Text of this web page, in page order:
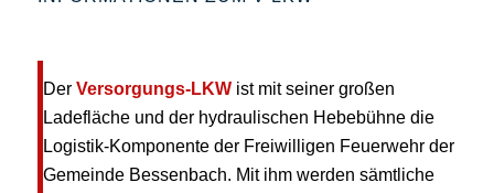
Der Versorgungs-LKWist mit seiner großen
Ladefläche und der hydraulischen Hebebühne die
Logistik-Komponente der Freiwilligen Feuerwehr der
Gemeinde Bessenbach. Mit ihm werden sämtliche